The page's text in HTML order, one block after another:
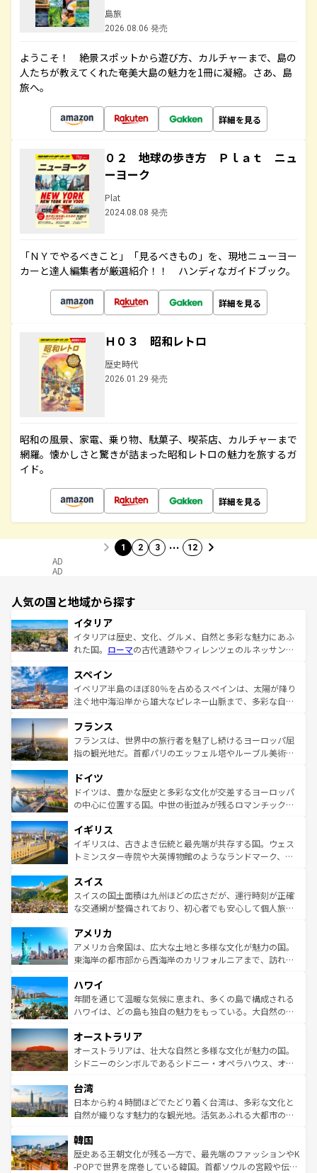
島旅
2026.08.06 発売
ようこそ！ 絶景スポットから遊び方、カルチャーまで、島の
人たちが教えてくれた奄美大島の魅力を1冊に凝縮。さあ、島
旅へ。
詳細を見る
０２ 地球の歩き方 Ｐｌａｔ ニュ
ーヨーク
Plat
2024.08.08 発売
「ＮＹでやるべきこと」「見るべきもの」を、現地ニューヨー
カーと達人編集者が厳選紹介！！ ハンディなガイドブック。
詳細を見る
Ｈ０３ 昭和レトロ
歴史時代
2026.01.29 発売
昭和の風景、家電、乗り物、駄菓子、喫茶店、カルチャーまで
網羅。懐かしさと驚きが詰まった昭和レトロの魅力を旅するガ
イド。
詳細を見る
1 2 3 … 12
AD
AD
人気の国と地域から探す
イタリア
イタリアは歴史、文化、グルメ、自然と多彩な魅力にあふ
れた国。 ローマの古代遺跡やフィレンツェのルネッサンス
ろん、トスカーナの美しい田園風景やアマルフィ海岸の絶
景など、自然景観も見逃せない。観光の合間には、本場の
ピザやパスタなど、絶品のイタリア料理を堪能することも
ませてくれるイタリアで、忘れられない旅をしてみよう！
なお、新着のイタリア情報はコンテンツ一覧 を参照してほ
しい。
スペイン
イベリア半島のほぼ80％を占めるスペインは、太陽が降り
注ぐ地中海沿岸から雄大なピレネー山脈まで、多彩な自然
文化が根付くこの国では、情熱的なフラメンコ、熱気あふ
れる闘牛、そして美味しいタパスが生活の一部となってい
る。首都マドリードの洗練された雰囲気や、バルセロナの
の城塞都市、穏やかなビーチリゾートまで多彩な表情を見
せる。地方によって風土や気候が異なるスペインはその個
性で訪れる人を魅了する。 なお、新着のスペイン情報はコ
フランス
フランスは、世界中の旅行者を魅了し続けるヨーロッパ屈
指の観光地だ。首都パリのエッフェル塔やルーブル美術館
で、幅広い魅力が詰まっている。華麗な宮殿、歴史的な大
聖堂、美しいビーチ、そして豊かな自然が、訪れる者を心
から魅了する。また、フランスは美食の国としても知ら
いる。シャンパンの発祥地であるランス、プロヴァンスの
香り高いラベンダー畑など、多彩な楽しみ方が可能だ。さ
らに、パリ以外の地域にも魅力が溢れており、どの街角に
れる地方に足を運ぶとそれぞれで全く異なる文化を体験で
きるだろう。 なお、新着のフランス情報はコンテンツ一覧
を参照してほしい。
ドイツ
ドイツは、豊かな歴史と多彩な文化が交差するヨーロッパ
の中心に位置する国。中世の街並みが残るロマンチック街
顔を持つこの国は、どこを歩いても飽きることがない。ベ
ルリンの文化的活気、バイエルン州のアルプスの絶景、そ
してライン川沿いのワイン畑といった風景は必見。ビール
は、お酒好きな人にはぜひ体験してほしい。 なお、新着の
ドイツ情報はコンテンツ一覧を参照してほしい。
イギリス
イギリスは、古きよき伝統と最先端が共存する国。ウェス
トミンスター寺院や大英博物館のようなランドマーク、歴
リアごとに異なる魅力がある。また、優雅なアフタヌーン
ティー、ビール好きにはたまらない英国パブ、サッカー観
戦など、本場だからこそできる体験も豊富。イギリスを旅
ンツ一覧を参照してほしい。
スイス
スイスの国土面積は九州ほどの広さだが、運行時刻が正確
な交通網が整備されており、初心者でも安心して個人旅行
の建物がそのまま残る町や、スイスならではのユニークな
博物館もあり、アルプス観光だけでなく町歩きも満喫する
ことができる。国民の所得が高いため物価も高いが、旅行
ば市内交通費無料で観光を楽しむこともできる。 なお、新
着のスイス情報はコンテンツ一覧 を参照してほしい。
アメリカ
アメリカ合衆国は、広大な土地と多様な文化が魅力の国。
東海岸の都市部から西海岸のカリフォルニアまで、訪れる
のような巨大都市は、観光、ショッピング、エンターテイ
ンメントが詰まった刺激的なスポットだ。一方、アメリカ
西部には大自然が広がり、グランドキャニオンやイエロー
部のニューオーリンズでは、音楽と美食が融合した独特の
文化が魅力。旅行者はアメリカの各地域で異なる魅力を楽
しみながら、その多様性と豊かな歴史を感じることができ
ならではの贅沢な旅のスタイルだ。 なお、新着のアメリカ
情報はコンテンツ一覧を参照してほしい。
ハワイ
年間を通じて温暖な気候に恵まれ、多くの島で構成される
ハワイは、どの島も独自の魅力をもっている。大自然の神
ワイ島は見逃せない。また、定番の観光地といえばオアフ
島だが、静かな自然を求めるならマウイ島やカウアイ島が
おすすめ。エメラルドグリーンに輝く海をはじめ、豊かな
れるおもてなしの心で訪れる人々を迎えてくれるハワイの
人々、おいしいローカルフードやハワイアンミュージッ
ク、伝統的なフラダンスなど、すべてがハワイの魅力を彩
ワイを、存分に味わってほしい。 なお、新着のハワイ情報
はコンテンツ一覧を参照してほしい。
オーストラリア
オーストラリアは、壮大な自然と多様な文化が魅力の国。
シドニーのシンボルであるシドニー・オペラハウス、オー
リアリーフや大陸中央部にそびえるウルル（エアーズロッ
ク）、タスマニアの美しい原生林やケアンズの熱帯雨林な
ど、見どころがたくさん。また、カフェやワイン、オージ
いる。アクティビティも充実しており、サーフィンやダイ
ビング、ハイキングなど、アウトドア好きにはたまらな
い。オーストラリアの多彩な魅力を存分に味わいつくそ
台湾
日本から約４時間ほどでたどり着く台湾は、多彩な文化と
自然が織りなす魅力的な観光地。活気あふれる大都市の台
ン）、静ひつな山岳地帯である台湾東部など、都市の喧騒
と山間の静けさが共存しており、訪れる人に新しい発見と
驚きをもたらしてくれる。また、奥深い台湾の食文化も魅
韓国
歴史ある王朝文化が残る一方で、最先端のファッションやK
-POPで世界を席巻している韓国。首都ソウルの宮殿や伝統